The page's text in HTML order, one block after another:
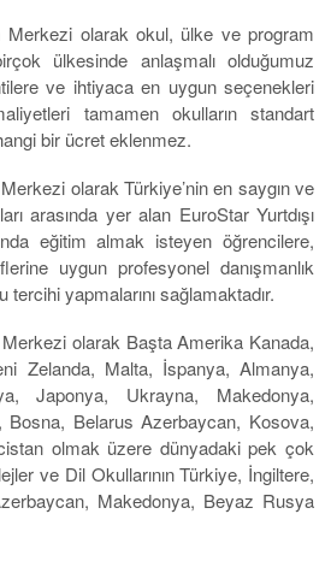
Merkezi olarak okul, ülke ve program
ülkesinde anlaşmalı olduğumuz
ve ihtiyaca en uygun seçenekleri
tamamen okulların standart
bir ücret eklenmez.
olarak Türkiye’nin en saygın ve
arasında yer alan EuroStar Yurtdışı
eğitim almak isteyen öğrencilere,
uygun profesyonel danışmanlık
yapmalarını sağlamaktadır.
Merkezi olarak Başta Amerika Kanada,
Zelanda, Malta, İspanya, Almanya,
Japonya, Ukrayna, Makedonya,
Bosna, Belarus Azerbaycan, Kosova,
olmak üzere dünyadaki pek çok
ve Dil Okullarının Türkiye, İngiltere,
Makedonya, Beyaz Rusya